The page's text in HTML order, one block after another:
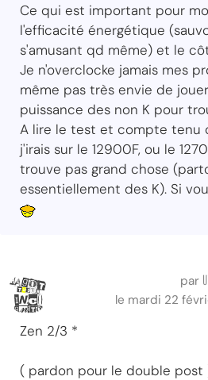
Ce qui est important pour
l'efficacité énergétique
s'amusant qd même) et le
Je n'overclocke jamais mes
même pas très envie de
puissance des non K pour
A lire le test et compte tenu
j'irais sur le 12900F, ou le
trouve pas grand chose
essentiellement des K). Si
par
le mardi 22
Zen 2/3 *
( pardon pour le double post